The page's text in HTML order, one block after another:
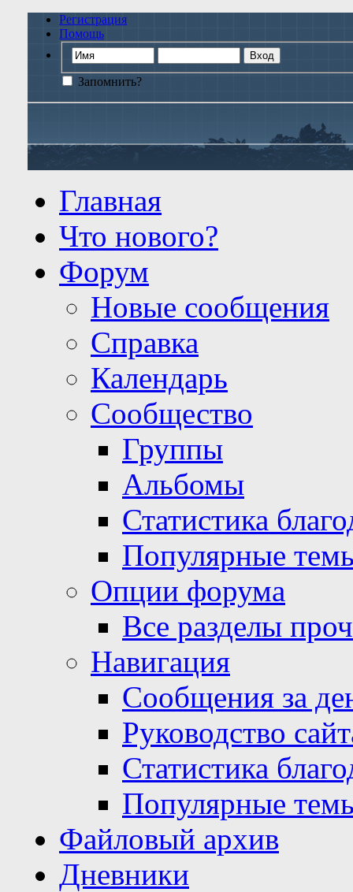
Регистрация
Помощь
Запомнить?
Главная
Что нового?
Форум
Новые сообщения
Справка
Календарь
Сообщество
Группы
Альбомы
Статистика
Популярные
Опции форума
Все разделы
Навигация
Сообщения за
Руководство
Статистика
Популярные
Файловый архив
Дневники